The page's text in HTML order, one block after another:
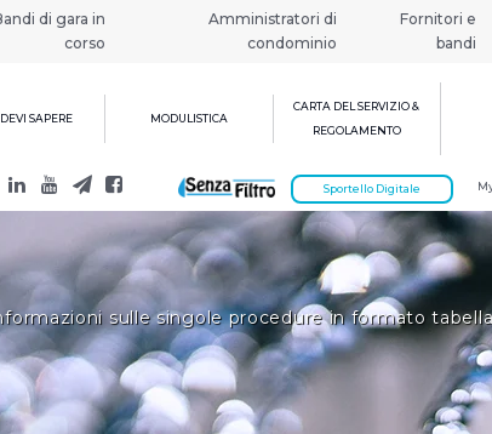
di gara in
corso
Amministratori di
condominio
Fornitori e
bandi
SAPERE MODULISTICA
CARTA DEL SERVIZIO &
REGOLAMENTO
Sportello Digitale
sulle singole procedure in formato